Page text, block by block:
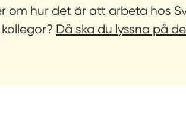
om hur det är att arbeta hos
Då ska du lyssna på